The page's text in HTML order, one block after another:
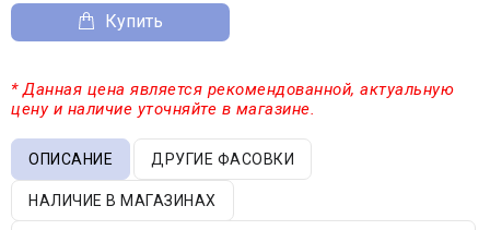
Купить
* Данная цена является рекомендованной, актуальную
цену и наличие уточняйте в магазине.
ОПИСАНИЕ ДРУГИЕ ФАСОВКИ
НАЛИЧИЕ В МАГАЗИНАХ